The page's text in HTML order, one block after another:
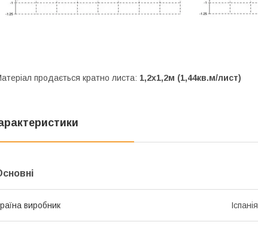
продається кратно листа: 1,2х1,2м (1,44кв.м/лист)
виробник Іспанія